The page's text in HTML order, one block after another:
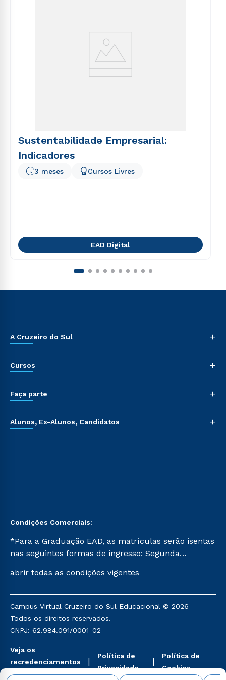
Sustentabilidade Empresarial:
Indicadores
3 meses Cursos Livres
EAD Digital
A Cruzeiro do Sul +
Cursos +
Faça parte +
Alunos, Ex-Alunos, Candidatos +
Condições Comerciais:
*Para a Graduação EAD, as matrículas serão isentas
nas seguintes formas de ingresso: Segunda
Já para as demais, a taxa de matrícula será de R$
mencionadas são referentes aos cursos: Ensino
Religioso, Geografia para a Docência e Metodologia
do Ensino de História: Questões Atuais.
abrir todas as condições vigentes
Campus Virtual Cruzeiro do Sul Educacional © 2026 -
Todos os direitos reservados.
CNPJ: 62.984.091/0001-02
Veja os
recredenciamentos
aqui
Política de
Privacidade
Política de
Cookies